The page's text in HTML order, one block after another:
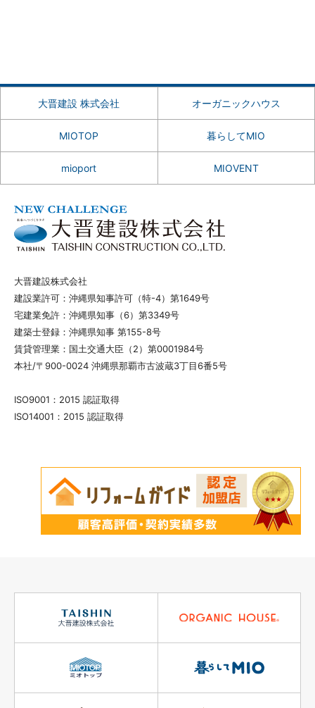
大晋建設 株式会社 オーガニックハウス
MIOTOP 暮らしてMIO
mioport MIOVENT
大晋建設株式会社
建設業許可：沖縄県知事許可（特-4）第1649号
宅建業免許：沖縄県知事（6）第3349号
建築士登録：沖縄県知事 第155-8号
賃貸管理業：国土交通大臣（2）第0001984号
本社/〒900-0024 沖縄県那覇市古波蔵3丁目6番5号
ISO9001：2015 認証取得
ISO14001：2015 認証取得